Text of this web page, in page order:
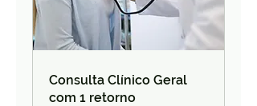
Consulta Clínico Geral
com 1 retorno